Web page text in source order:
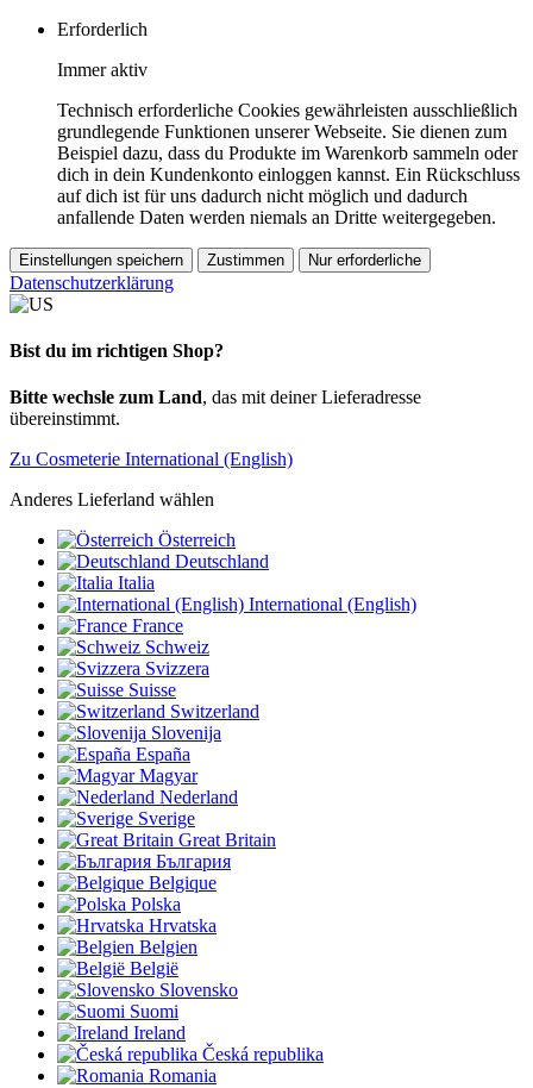
Erforderlich
Immer aktiv
Technisch erforderliche Cookies gewährleisten ausschließlich
grundlegende Funktionen unserer Webseite. Sie dienen zum
Beispiel dazu, dass du Produkte im Warenkorb sammeln oder
dich in dein Kundenkonto einloggen kannst. Ein Rückschluss
auf dich ist für uns dadurch nicht möglich und dadurch
anfallende Daten werden niemals an Dritte weitergegeben.
Einstellungen speichern Zustimmen Nur erforderliche
Datenschutzerklärung
Bist du im richtigen Shop?
Bitte wechsle zum Land, das mit deiner Lieferadresse
übereinstimmt.
Zu Cosmeterie International (English)
Anderes Lieferland wählen
Österreich
Deutschland
Italia
International (English)
France
Schweiz
Svizzera
Suisse
Switzerland
Slovenija
España
Magyar
Nederland
Sverige
Great Britain
България
Belgique
Polska
Hrvatska
Belgien
België
Slovensko
Suomi
Ireland
Česká republika
Romania